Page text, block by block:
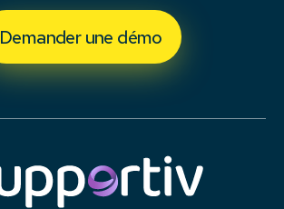
Demander une démo